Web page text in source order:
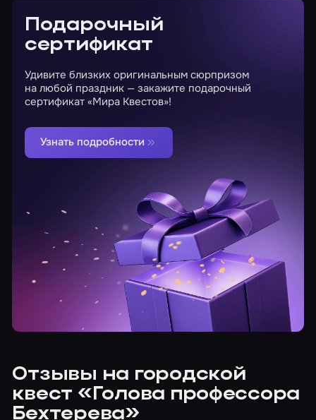
Подарочный
сертификат
Удивите близких оригинальным сюрпризом
на любой праздник — закажите подарочный
сертификат «Мира Квестов»!
Узнать подробности
Отзывы на городской
квест «Голова профессора
Бехтерева»